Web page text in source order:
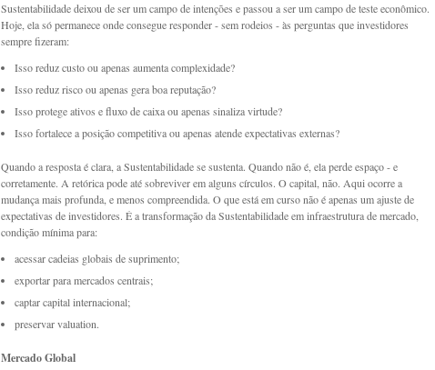
Sustentabilidade deixou de ser um campo de intenções e passou a ser um campo de teste econômico.
Hoje, ela só permanece onde consegue responder - sem rodeios - às perguntas que investidores
sempre fizeram:
Isso reduz custo ou apenas aumenta complexidade?
Isso reduz risco ou apenas gera boa reputação?
Isso protege ativos e fluxo de caixa ou apenas sinaliza virtude?
Isso fortalece a posição competitiva ou apenas atende expectativas externas?
Quando a resposta é clara, a Sustentabilidade se sustenta. Quando não é, ela perde espaço - e
corretamente. A retórica pode até sobreviver em alguns círculos. O capital, não. Aqui ocorre a
mudança mais profunda, e menos compreendida. O que está em curso não é apenas um ajuste de
expectativas de investidores. É a transformação da Sustentabilidade em infraestrutura de mercado,
condição mínima para:
acessar cadeias globais de suprimento;
exportar para mercados centrais;
captar capital internacional;
preservar valuation.
Mercado Global